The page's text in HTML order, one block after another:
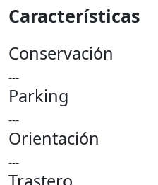
Características
Conservación
---
Parking
---
Orientación
---